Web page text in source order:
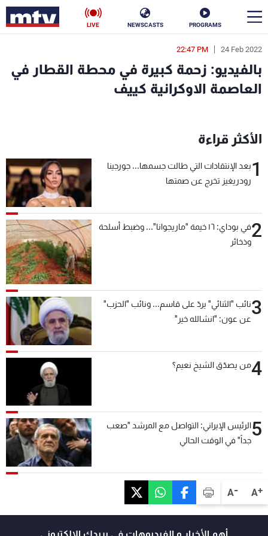
PROGRAMS
NEWSCASTS
LIVE
A+
A-
24 Feb 2022
22:47 PM
بالفيديو: زحمة كبيرة في محطة القطار في
العاصمة الاوكرانية كييف
الأكثر قراءة
1بعد الإنتقادات التي طالت جسمها... جورجينا
رودريغيز تخرج عن صمتها
2
في بوداي: ١٦ خيمة "ماريجوانا"... وضبط أسلحة
وذخائر
3نائب "الثنائي" يردّ على قاسم... ونائب "الحزب"
عن عون: "انشالله خير"
4من يصدّق الشيخ نعيم؟
5الرئيس الإيراني: التواصل مع المرشد "صعب
جداً" في الوقت الحالي
en
الأخبار
إقتصاد
منوعات رياضة
البرامج
الترددات
لاعلاناتكم